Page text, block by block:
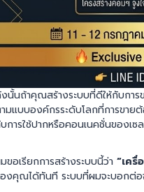
นั้นถ้าคุณสร้างระบบที่ดีให้กับกา
มแบบองค์กรระดับโลกที่การขายต้
การใช้ปากหรือคอนเนคชั่นของเ
ขอเรียกการสร้างระบบนี้ว่า “เครื่
งคุณได้ทันที ระบบที่ผมจะบอกต่อ